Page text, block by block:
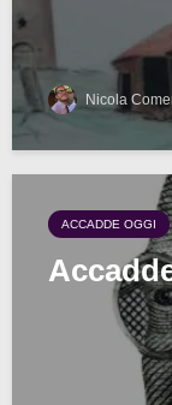
Nicola
ACCADDE OGGI